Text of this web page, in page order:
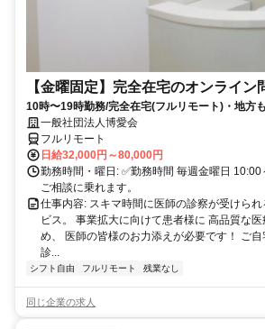
【金曜固定】完全在宅のオンライン
10時〜19時勤務/完全在宅(フルリモート)・地方
業務一般社団法人博愛会
フルリモート
日給32,000円～80,000円
勤務時間・曜日: ✅勤務時間 毎週金曜日
ご相談に乗れます。
仕事内容: スキマ時間に医師の診察が受けら
ビス。 事業拡大に向けて患者様に 高品質な
め、 医師の皆様のお力添えが必要です！ ご
診...
シフト自由 フルリモート 残業なし
同じ企業の求人